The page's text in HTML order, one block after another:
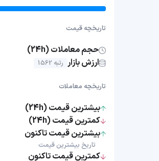
تاریخچه قیمت
حجم معاملات (24h)
ارزش بازار رتبه 1562
تاریخچه معاملات
بیشترین قیمت (24h)
کمترین قیمت (24h)
بیشترین قیمت تاکنون
تاریخ بیشترین قیمت
کمترین قیمت تاکنون